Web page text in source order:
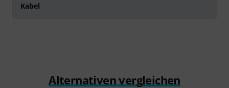
Kabel
Alternativen vergleichen